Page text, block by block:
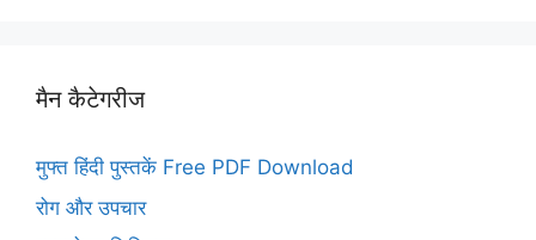
मैन कैटेगरीज
मुफ्त हिंदी पुस्तकें Free PDF Download
रोग और उपचार